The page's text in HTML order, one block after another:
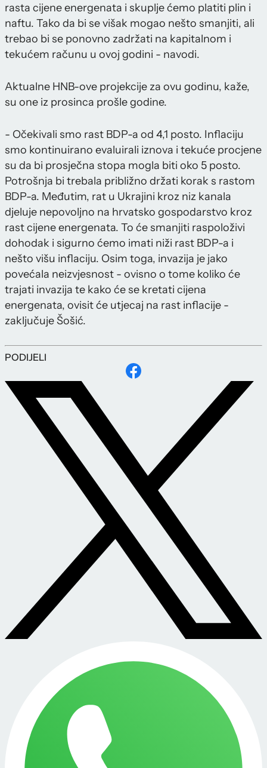
rasta cijene energenata i skuplje ćemo platiti plin i
naftu. Tako da bi se višak mogao nešto smanjiti, ali
trebao bi se ponovno zadržati na kapitalnom i
tekućem računu u ovoj godini - navodi.
Aktualne HNB-ove projekcije za ovu godinu, kaže,
su one iz prosinca prošle godine.
- Očekivali smo rast BDP-a od 4,1 posto. Inflaciju
smo kontinuirano evaluirali iznova i tekuće procjene
su da bi prosječna stopa mogla biti oko 5 posto.
Potrošnja bi trebala približno držati korak s rastom
BDP-a. Međutim, rat u Ukrajini kroz niz kanala
djeluje nepovoljno na hrvatsko gospodarstvo kroz
rast cijene energenata. To će smanjiti raspoloživi
dohodak i sigurno ćemo imati niži rast BDP-a i
nešto višu inflaciju. Osim toga, invazija je jako
povećala neizvjesnost - ovisno o tome koliko će
trajati invazija te kako će se kretati cijena
energenata, ovisit će utjecaj na rast inflacije -
zaključuje Šošić.
PODIJELI